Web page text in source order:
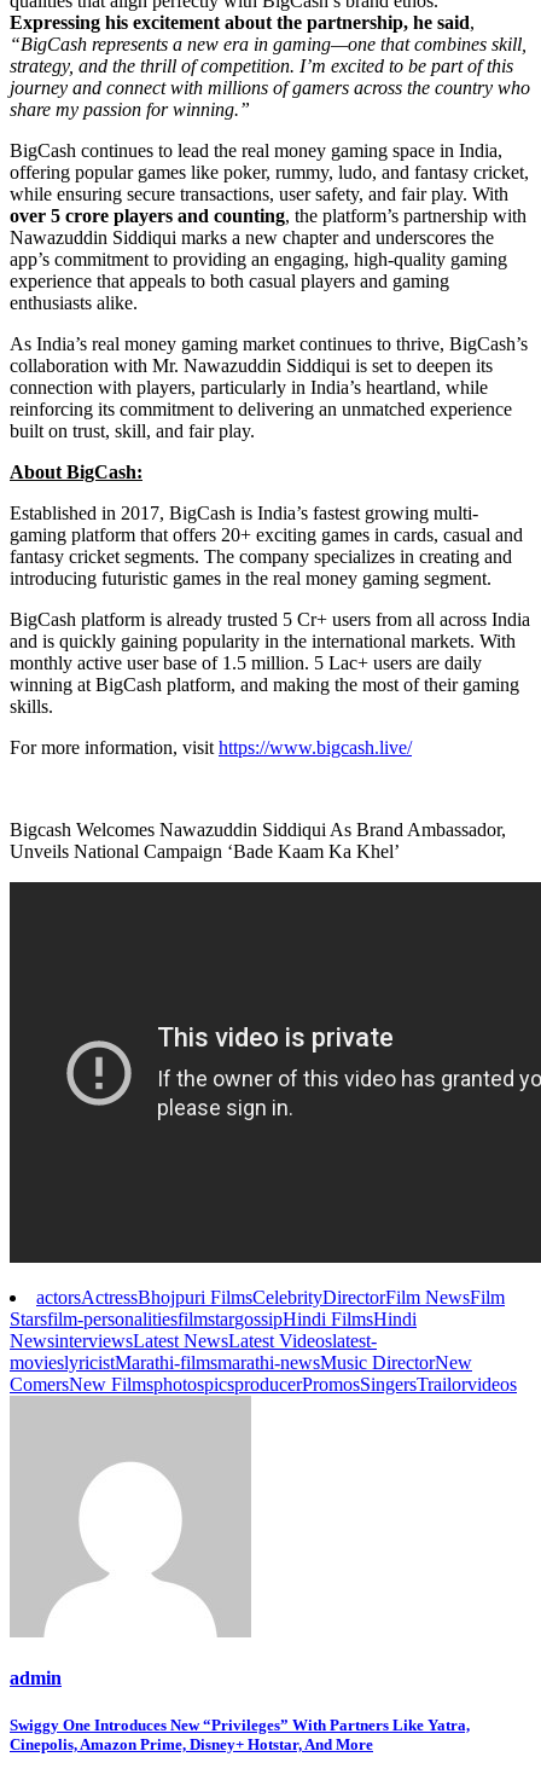
Expressing his excitement about the partnership, he said,
“BigCash represents a new era in gaming—one that combines skill,
strategy, and the thrill of competition. I’m excited to be part of this
journey and connect with millions of gamers across the country who
share my passion for winning.”
BigCash continues to lead the real money gaming space in India,
offering popular games like poker, rummy, ludo, and fantasy cricket,
while ensuring secure transactions, user safety, and fair play. With
over 5 crore players and counting, the platform’s partnership with
Nawazuddin Siddiqui marks a new chapter and underscores the
app’s commitment to providing an engaging, high-quality gaming
experience that appeals to both casual players and gaming
enthusiasts alike.
As India’s real money gaming market continues to thrive, BigCash’s
collaboration with Mr. Nawazuddin Siddiqui is set to deepen its
connection with players, particularly in India’s heartland, while
reinforcing its commitment to delivering an unmatched experience
built on trust, skill, and fair play.
About BigCash:
Established in 2017, BigCash is India’s fastest growing multi-
gaming platform that offers 20+ exciting games in cards, casual and
fantasy cricket segments. The company specializes in creating and
introducing futuristic games in the real money gaming segment.
BigCash platform is already trusted 5 Cr+ users from all across India
and is quickly gaining popularity in the international markets. With
monthly active user base of 1.5 million. 5 Lac+ users are daily
winning at BigCash platform, and making the most of their gaming
skills.
For more information, visit https://www.bigcash.live/
Bigcash Welcomes Nawazuddin Siddiqui As Brand Ambassador,
Unveils National Campaign ‘Bade Kaam Ka Khel’
actorsActressBhojpuri FilmsCelebrityDirectorFilm NewsFilm
Starsfilm-personalitiesfilmstargossipHindi FilmsHindi
NewsinterviewsLatest NewsLatest Videoslatest-
movieslyricistMarathi-filmsmarathi-newsMusic DirectorNew
ComersNew FilmsphotospicsproducerPromosSingersTrailorvideos
admin
Post
navigation
Swiggy One Introduces New “Privileges” With Partners Like Yatra,
Cinepolis, Amazon Prime, Disney+ Hotstar, And More